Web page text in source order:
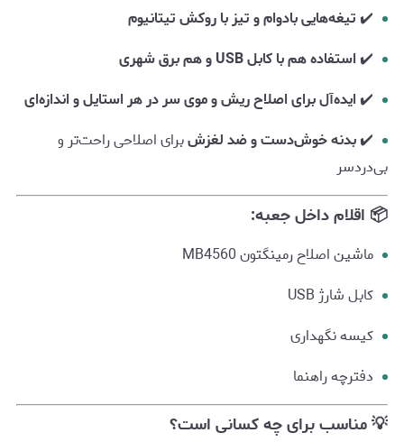
✔️تیغه‌هایی بادوام و تیز با روکش تیتانیوم
✔️استفاده هم با کابل USB و هم برق شهری
✔️ایده‌آل برای اصلاح ریش و موی سر در هر استایل و اندازه‌ای
✔️بدنه خوش‌دست و ضد لغزشبرای اصلاحی راحت‌تر و
بی‌دردسر
📦 اقلام داخل جعبه:
ماشین اصلاح رمینگتون MB4560
کابل شارژ USB
کیسه نگهداری
دفترچه راهنما
💡 مناسب برای چه کسانی است؟